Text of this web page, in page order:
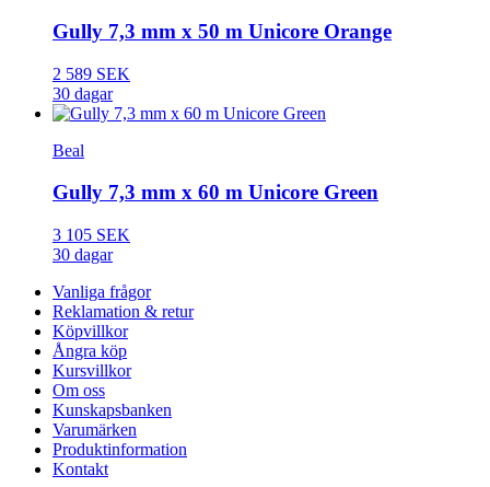
Gully 7,3 mm x 50 m Unicore Orange
2 589 SEK
30 dagar
Beal
Gully 7,3 mm x 60 m Unicore Green
3 105 SEK
30 dagar
Vanliga frågor
Reklamation & retur
Köpvillkor
Ångra köp
Kursvillkor
Om oss
Kunskapsbanken
Varumärken
Produktinformation
Kontakt